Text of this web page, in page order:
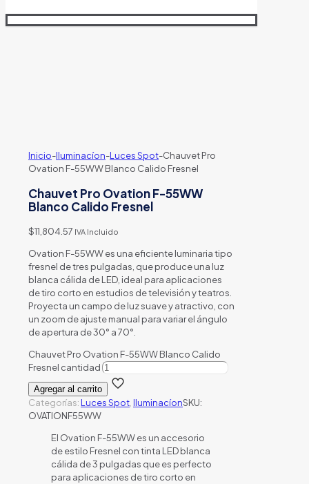
Inicio-Iluminacíon-Luces Spot-Chauvet Pro
Ovation F-55WW Blanco Calido Fresnel
Chauvet Pro Ovation F-55WW
Blanco Calido Fresnel
$11,804.57 IVA Incluido
Ovation F-55WW es una eficiente luminaria tipo
fresnel de tres pulgadas, que produce una luz
blanca cálida de LED, ideal para aplicaciones
de tiro corto en estudios de televisión y teatros.
Proyecta un campo de luz suave y atractivo, con
un zoom de ajuste manual para variar el ángulo
de apertura de 30° a 70°.
Chauvet Pro Ovation F-55WW Blanco Calido
Fresnel cantidad
Agregar al carrito
Categorías:Luces Spot,IluminacíonSKU:
OVATIONF55WW
El Ovation F-55WW es un accesorio
de estilo Fresnel con tinta LED blanca
cálida de 3 pulgadas que es perfecto
para aplicaciones de tiro corto en